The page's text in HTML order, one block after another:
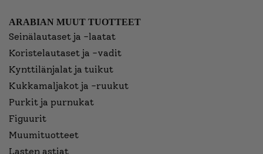
ARABIAN MUUT TUOTTEET
Seinälautaset ja -laatat
Koristelautaset ja -vadit
Kynttilänjalat ja tuikut
Kukkamaljakot ja -ruukut
Purkit ja purnukat
Figuurit
Muumituotteet
Lasten astiat